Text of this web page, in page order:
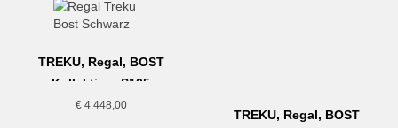
TREKU, Regal, BOST
Kollektion, S105
€4.448,00
TREKU, Regal, BOST